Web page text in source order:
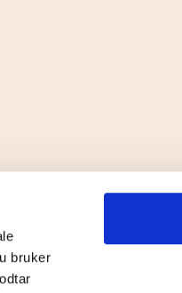
bruker
Retningslinjer
Webredaktør: